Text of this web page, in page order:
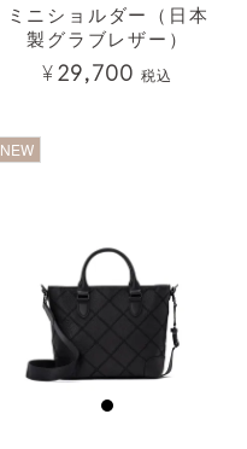
ミニショルダー（日本
製グラブレザー）
¥29,700 税込
NEW